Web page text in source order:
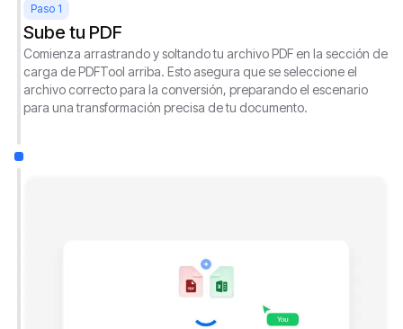
Paso 1
Sube tu PDF
Comienza arrastrando y soltando tu archivo PDF en la sección de
carga de PDFTool arriba. Esto asegura que se seleccione el
archivo correcto para la conversión, preparando el escenario
para una transformación precisa de tu documento.